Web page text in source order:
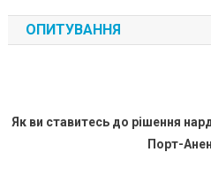
ОПИТУВАННЯ
Як ви ставитесь до рішення
Порт-